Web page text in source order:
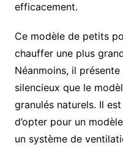
efficacement.
Ce modèle de petits
chauffer une plus
Néanmoins, il présente
silencieux que le
granulés naturels. Il
d’opter pour un
un système de